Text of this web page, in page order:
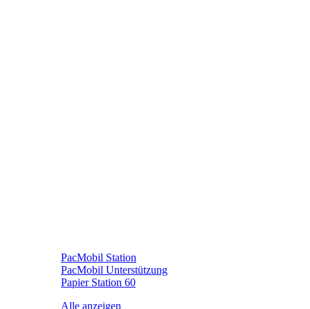
PacMobil Station
PacMobil Unterstützung
Papier Station 60
Alle anzeigen